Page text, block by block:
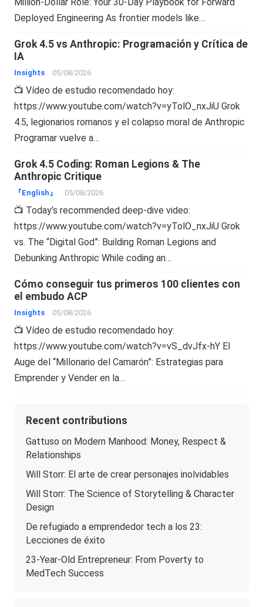
Deployed Engineering As frontier models like…
Grok 4.5 vs Anthropic: Programación y Crítica de
IA
Insights 05/08/2026
📺 Vídeo de estudio recomendado hoy:
https://www.youtube.com/watch?v=yTolO_nxJiU Grok
4.5, legionarios romanos y el colapso moral de Anthropic
Programar vuelve a…
Grok 4.5 Coding: Roman Legions & The
Anthropic Critique
『English』 05/08/2026
📺 Today’s recommended deep-dive video:
https://www.youtube.com/watch?v=yTolO_nxJiU Grok
vs. The “Digital God”: Building Roman Legions and
Debunking Anthropic While coding an…
Cómo conseguir tus primeros 100 clientes con
el embudo ACP
Insights 05/08/2026
📺 Vídeo de estudio recomendado hoy:
https://www.youtube.com/watch?v=vS_dvJfx-hY El
Auge del “Millonario del Camarón”: Estrategias para
Emprender y Vender en la…
Recent contributions
Gattuso on Modern Manhood: Money, Respect &
Relationships
Will Storr: El arte de crear personajes inolvidables
Will Storr: The Science of Storytelling & Character
Design
De refugiado a emprendedor tech a los 23:
Lecciones de éxito
23-Year-Old Entrepreneur: From Poverty to
MedTech Success